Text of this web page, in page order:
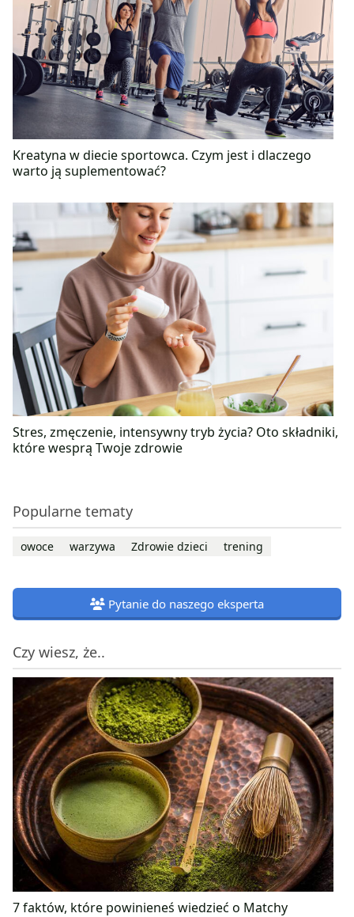
Kreatyna w diecie sportowca. Czym jest i dlaczego
warto ją suplementować?
Stres, zmęczenie, intensywny tryb życia? Oto składniki,
które wesprą Twoje zdrowie
Popularne tematy
owoce warzywa Zdrowie dzieci trening
Pytanie do naszego eksperta
Czy wiesz, że..
7 faktów, które powinieneś wiedzieć o Matchy